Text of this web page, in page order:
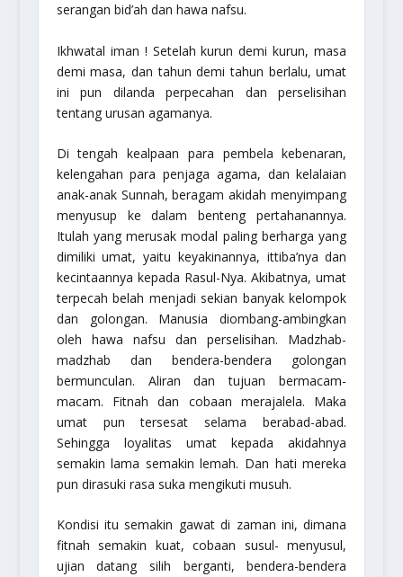
serangan bid’ah dan hawa nafsu.
Ikhwatal iman ! Setelah kurun demi kurun, masa
demi masa, dan tahun demi tahun berlalu, umat
ini pun dilanda perpecahan dan perselisihan
tentang urusan agamanya.
Di tengah kealpaan para pembela kebenaran,
kelengahan para penjaga agama, dan kelalaian
anak-anak Sunnah, beragam akidah menyimpang
menyusup ke dalam benteng pertahanannya.
Itulah yang merusak modal paling berharga yang
dimiliki umat, yaitu keyakinannya, ittiba’nya dan
kecintaannya kepada Rasul-Nya. Akibatnya, umat
terpecah belah menjadi sekian banyak kelompok
dan golongan. Manusia diombang-ambingkan
oleh hawa nafsu dan perselisihan. Madzhab-
madzhab dan bendera-bendera golongan
bermunculan. Aliran dan tujuan bermacam-
macam. Fitnah dan cobaan merajalela. Maka
umat pun tersesat selama berabad-abad.
Sehingga loyalitas umat kepada akidahnya
semakin lama semakin lemah. Dan hati mereka
pun dirasuki rasa suka mengikuti musuh.
Kondisi itu semakin gawat di zaman ini, dimana
fitnah semakin kuat, cobaan susul- menyusul,
ujian datang silih berganti, bendera-bendera